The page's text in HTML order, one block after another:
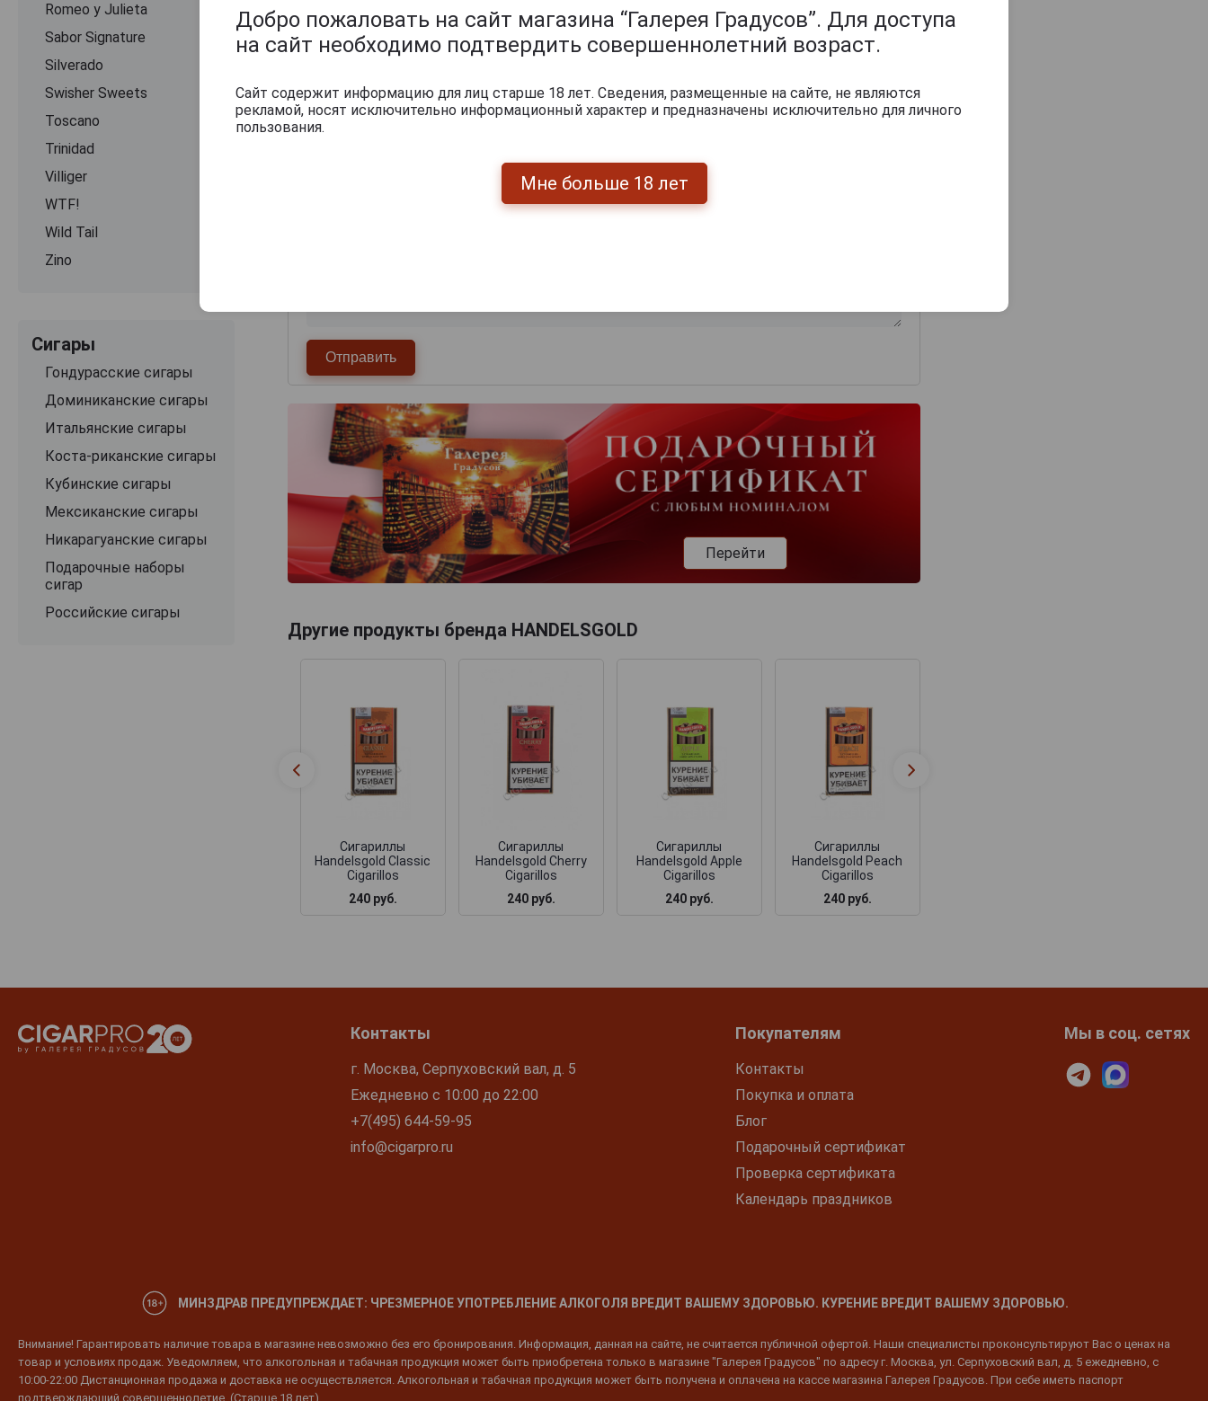
Romeo y Julieta
Sabor Signature
Silverado
Swisher Sweets
Toscano
Trinidad
Villiger
WTF!
Wild Tail
Zino
Сигары
Гондурасские сигары
Доминиканские сигары
Итальянские сигары
Коста-риканские сигары
Кубинские сигары
Мексиканские сигары
Никарагуанские сигары
Подарочные наборы
сигар
Российские сигары
Перейти
Другие продукты бренда HANDELSGOLD
Сигариллы
Handelsgold Classic
Cigarillos
240 руб.
Сигариллы
Handelsgold Cherry
Cigarillos
240 руб.
Сигариллы
Handelsgold Apple
Cigarillos
240 руб.
Сигариллы
Handelsgold Peach
Cigarillos
240 руб.
Контакты
г. Москва, Серпуховский вал, д. 5
Ежедневно с 10:00 до 22:00
+7(495) 644-59-95
info@cigarpro.ru
Покупателям
Контакты
Покупка и оплата
Блог
Подарочный сертификат
Проверка сертификата
Календарь праздников
Мы в соц. сетях
МИНЗДРАВ ПРЕДУПРЕЖДАЕТ: ЧРЕЗМЕРНОЕ УПОТРЕБЛЕНИЕ АЛКОГОЛЯ ВРЕДИТ ВАШЕМУ ЗДОРОВЬЮ. КУРЕНИЕ ВРЕДИТ ВАШЕМУ ЗДОРОВЬЮ.
Внимание! Гарантировать наличие товара в магазине невозможно без его бронирования. Информация, данная на сайте, не считается публичной офертой. Наши специалисты проконсультируют Вас о ценах на
товар и условиях продаж. Уведомляем, что алкогольная и табачная продукция может быть приобретена только в магазине "Галерея Градусов" по адресу г. Москва, ул. Серпуховский вал, д. 5 ежедневно, с
10:00-22:00 Дистанционная продажа и доставка не осуществляется. Алкогольная и табачная продукция может быть получена и оплачена на кассе магазина Галерея Градусов. При себе иметь паспорт
подтверждающий совершеннолетие. (Старше 18 лет)
Добро пожаловать на сайт магазина “Галерея Градусов”. Для доступа
на сайт необходимо подтвердить совершеннолетний возраст.
Сайт содержит информацию для лиц старше 18 лет. Сведения, размещенные на сайте, не являются
рекламой, носят исключительно информационный характер и предназначены исключительно для личного
пользования.
Мне больше 18 лет